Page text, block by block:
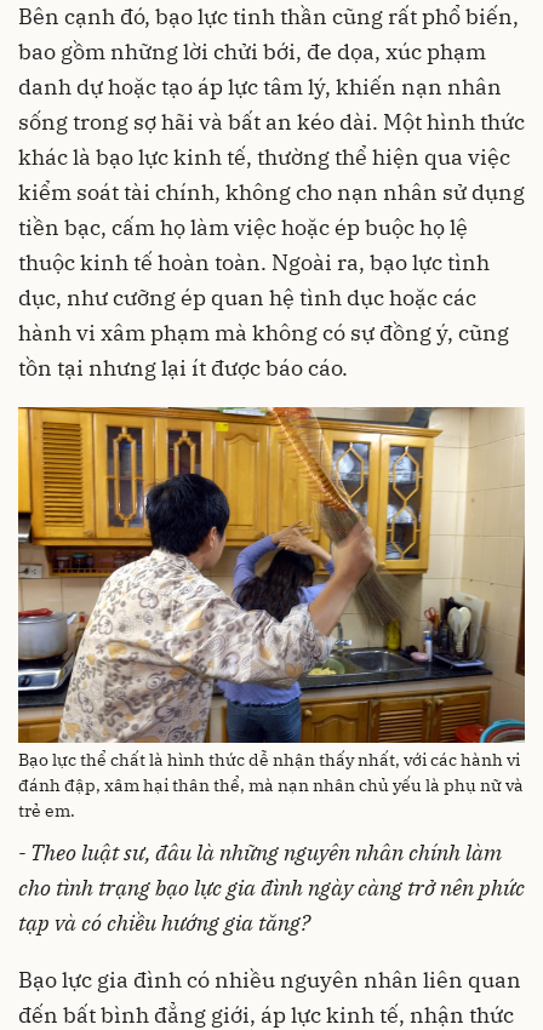
Bên cạnh đó, bạo lực tinh thần cũng rất phổ biến,
bao gồm những lời chửi bới, đe dọa, xúc phạm
danh dự hoặc tạo áp lực tâm lý, khiến nạn nhân
sống trong sợ hãi và bất an kéo dài. Một hình thức
khác là bạo lực kinh tế, thường thể hiện qua việc
kiểm soát tài chính, không cho nạn nhân sử dụng
tiền bạc, cấm họ làm việc hoặc ép buộc họ lệ
thuộc kinh tế hoàn toàn. Ngoài ra, bạo lực tình
dục, như cưỡng ép quan hệ tình dục hoặc các
hành vi xâm phạm mà không có sự đồng ý, cũng
tồn tại nhưng lại ít được báo cáo.
Bạo lực thể chất là hình thức dễ nhận thấy nhất, với các hành vi
đánh đập, xâm hại thân thể, mà nạn nhân chủ yếu là phụ nữ và
trẻ em.
- Theo luật sư, đâu là những nguyên nhân chính làm
cho tình trạng bạo lực gia đình ngày càng trở nên phức
tạp và có chiều hướng gia tăng?
Bạo lực gia đình có nhiều nguyên nhân liên quan
đến bất bình đẳng giới, áp lực kinh tế, nhận thức